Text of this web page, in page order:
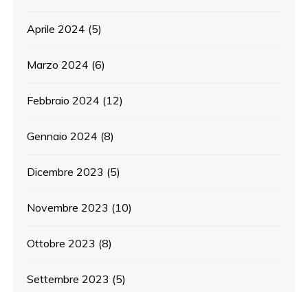
Aprile 2024 (5)
Marzo 2024 (6)
Febbraio 2024 (12)
Gennaio 2024 (8)
Dicembre 2023 (5)
Novembre 2023 (10)
Ottobre 2023 (8)
Settembre 2023 (5)